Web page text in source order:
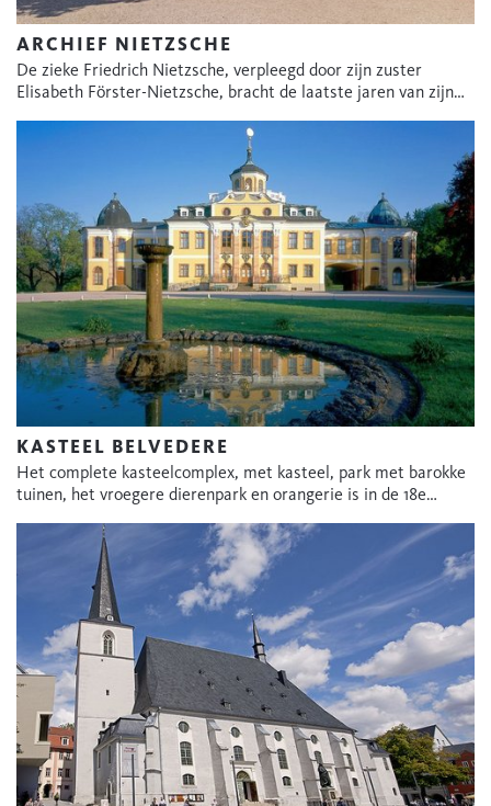
ARCHIEF NIETZSCHE
De zieke Friedrich Nietzsche, verpleegd door zijn zuster
Elisabeth Förster-Nietzsche, bracht de laatste jaren van zijn…
KASTEEL BELVEDERE
Het complete kasteelcomplex, met kasteel, park met barokke
tuinen, het vroegere dierenpark en orangerie is in de 18e…